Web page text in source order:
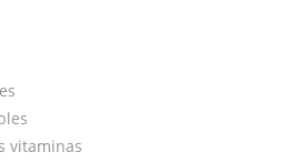
vitaminas